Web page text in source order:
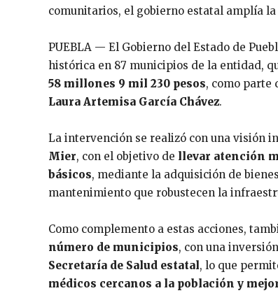
comunitarios, el gobierno estatal amplía
PUEBLA — El Gobierno del Estado de
histórica en 87 municipios de la entidad,
58 millones 9 mil 230 pesos, como parte
Laura Artemisa García Chávez.
La intervención se realizó con una visión
Mier, con el objetivo de llevar atención
básicos, mediante la adquisición de
mantenimiento que robustecen la
Como complemento a estas acciones,
número de municipios, con una
Secretaría de Salud estatal, lo que
médicos cercanos a la población y